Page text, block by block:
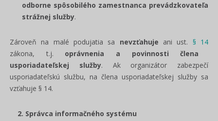
odborne spôsobilého zamestnanca prevádzkovateľa
strážnej služby.
Zároveň na malé podujatia sa nevzťahuje ani ust. § 14
zákona, t.j. oprávnenia a povinnosti člena
usporiadateľskej služby. Ak organizátor zabezpečí
usporiadateľskú službu, na člena usporiadateľskej služby sa
vzťahuje § 14.
2. Správca informačného systému